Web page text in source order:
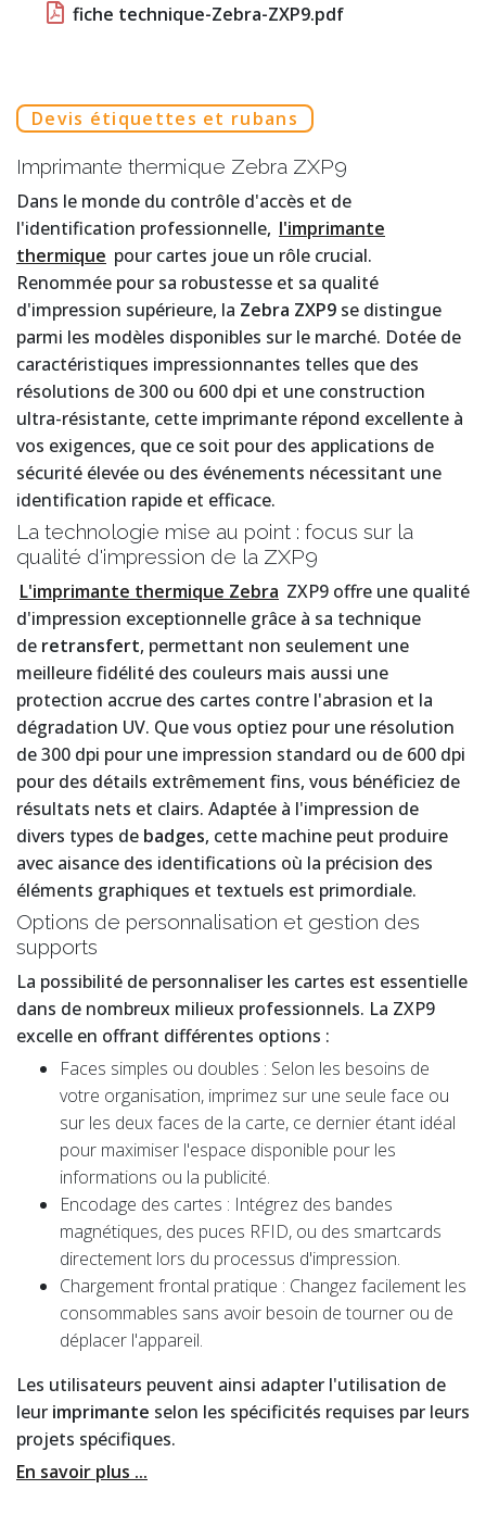
fiche technique-Zebra-ZXP9.pdf
Devis étiquettes et rubans
Imprimante thermique Zebra ZXP9
Dans le monde du contrôle d'accès et de
l'identification professionnelle, l'imprimante
thermique pour cartes joue un rôle crucial.
Renommée pour sa robustesse et sa qualité
d'impression supérieure, la Zebra ZXP9 se distingue
parmi les modèles disponibles sur le marché. Dotée de
caractéristiques impressionnantes telles que des
résolutions de 300 ou 600 dpi et une construction
ultra-résistante, cette imprimante répond excellente à
vos exigences, que ce soit pour des applications de
sécurité élevée ou des événements nécessitant une
identification rapide et efficace.
La technologie mise au point : focus sur la
qualité d'impression de la ZXP9
L'imprimante thermique Zebra ZXP9 offre une qualité
d'impression exceptionnelle grâce à sa technique
de retransfert, permettant non seulement une
meilleure fidélité des couleurs mais aussi une
protection accrue des cartes contre l'abrasion et la
dégradation UV. Que vous optiez pour une résolution
de 300 dpi pour une impression standard ou de 600 dpi
pour des détails extrêmement fins, vous bénéficiez de
résultats nets et clairs. Adaptée à l'impression de
divers types de badges, cette machine peut produire
avec aisance des identifications où la précision des
éléments graphiques et textuels est primordiale.
Options de personnalisation et gestion des
supports
La possibilité de personnaliser les cartes est essentielle
dans de nombreux milieux professionnels. La ZXP9
excelle en offrant différentes options :
Faces simples ou doubles : Selon les besoins de
votre organisation, imprimez sur une seule face ou
sur les deux faces de la carte, ce dernier étant idéal
pour maximiser l'espace disponible pour les
informations ou la publicité.
Encodage des cartes : Intégrez des bandes
magnétiques, des puces RFID, ou des smartcards
directement lors du processus d'impression.
Chargement frontal pratique : Changez facilement les
consommables sans avoir besoin de tourner ou de
déplacer l'appareil.
Les utilisateurs peuvent ainsi adapter l'utilisation de
leur imprimante selon les spécificités requises par leurs
projets spécifiques.
En savoir plus ...